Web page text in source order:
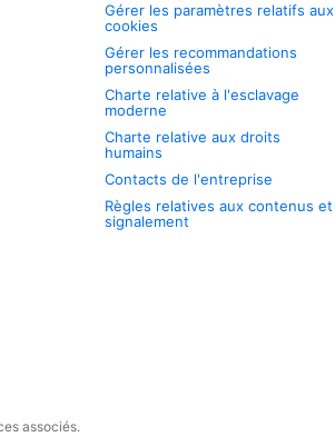
Gérer les paramètres relatifs aux
cookies
Gérer les recommandations
personnalisées
Charte relative à l'esclavage
moderne
Charte relative aux droits
humains
Contacts de l'entreprise
Règles relatives aux contenus et
signalement
associés.